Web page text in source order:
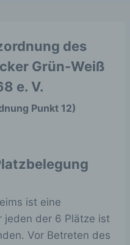
des
Grün-Weiß
e. V.
Punkt 12)
ist eine
jeden der 6 Plätze ist
Vor Betreten des